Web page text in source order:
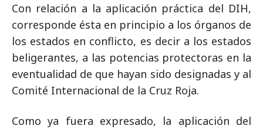
Con relación a la aplicación práctica del DIH,
corresponde ésta en principio a los órganos de
los estados en conflicto, es decir a los estados
beligerantes, a las potencias protectoras en la
eventualidad de que hayan sido designadas y al
Comité Internacional de la Cruz Roja.
Como ya fuera expresado, la aplicación del